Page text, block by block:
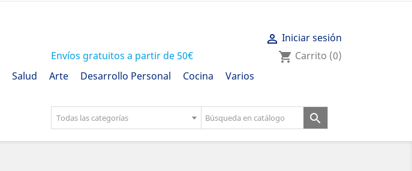
Envíos gratuitos a partir de 50€
Salud Arte Desarrollo Personal Cocina
Varios
 Iniciar sesión
shopping_cart Carrito (0)
Todas las categorías 